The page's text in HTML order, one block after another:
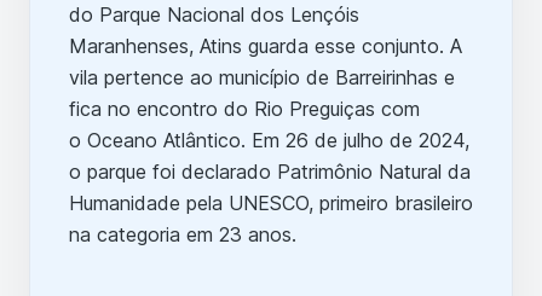
do Parque Nacional dos Lençóis
Maranhenses, Atins guarda esse conjunto. A
vila pertence ao município de Barreirinhas e
fica no encontro do Rio Preguiças com
o Oceano Atlântico. Em 26 de julho de 2024,
o parque foi declarado Patrimônio Natural da
Humanidade pela UNESCO, primeiro brasileiro
na categoria em 23 anos.